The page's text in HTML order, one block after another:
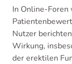
In Online-Foren
Nutzer
Wirkung,
der erektilen